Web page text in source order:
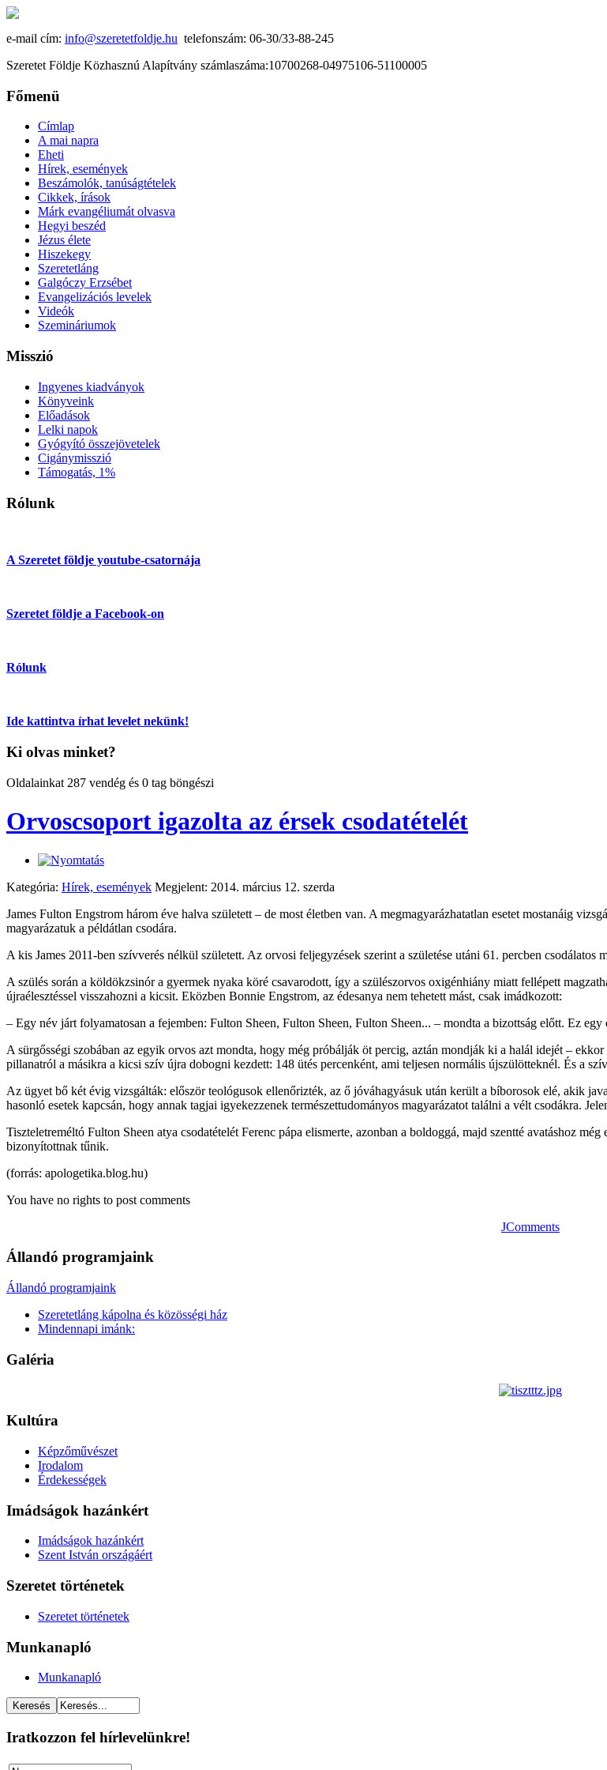
e-mail cím: info@szeretetfoldje.hu telefonszám: 06-30/33-88-245
Szeretet Földje Közhasznú Alapítvány számlaszáma:10700268-04975106-51100005
Főmenü
Címlap
A mai napra
Eheti
Hírek, események
Beszámolók, tanúságtételek
Cikkek, írások
Márk evangéliumát olvasva
Hegyi beszéd
Jézus élete
Hiszekegy
Szeretetláng
Galgóczy Erzsébet
Evangelizációs levelek
Videók
Szemináriumok
Misszió
Ingyenes kiadványok
Könyveink
Előadások
Lelki napok
Gyógyító összejövetelek
Cigánymisszió
Támogatás, 1%
Rólunk
A Szeretet földje youtube-csatornája
Szeretet földje a Facebook-on
Rólunk
Ide kattintva írhat levelet nekünk!
Ki olvas minket?
Oldalainkat 287 vendég és 0 tag böngészi
Orvoscsoport igazolta az érsek csodatételét
Kategória: Hírek, események Megjelent: 2014. március 12. szerda
James Fulton Engstrom három éve halva született – de most életben van. A megmagyarázhatatlan esetet mostanáig
magyarázatuk a példátlan csodára.
A kis James 2011-ben szívverés nélkül született. Az orvosi feljegyzések szerint a születése utáni 61. percben csodálatos
A szülés során a köldökzsinór a gyermek nyaka köré csavarodott, így a szülészorvos oxigénhiány miatt fellépett
újraélesztéssel visszahozni a kicsit. Eközben Bonnie Engstrom, az édesanya nem tehetett mást, csak imádkozott:
– Egy név járt folyamatosan a fejemben: Fulton Sheen, Fulton Sheen, Fulton Sheen... – mondta a bizottság előtt. Ez
A sürgősségi szobában az egyik orvos azt mondta, hogy még próbálják öt percig, aztán mondják ki a halál idejét –
pillanatról a másikra a kicsi szív újra dobogni kezdett: 148 ütés percenként, ami teljesen normális újszülötteknél. És a
Az ügyet bő két évig vizsgálták: először teológusok ellenőrizték, az ő jóváhagyásuk után került a bíborosok elé, akik
hasonló esetek kapcsán, hogy annak tagjai igyekezzenek természettudományos magyarázatot találni a vélt csodákra.
Tiszteletreméltó Fulton Sheen atya csodatételét Ferenc pápa elismerte, azonban a boldoggá, majd szentté avatáshoz
bizonyítottnak tűnik.
(forrás: apologetika.blog.hu)
You have no rights to post comments
JComments
Állandó programjaink
Állandó programjaink
Szeretetláng kápolna és közösségi ház
Mindennapi imánk:
Galéria
Kultúra
Képzőművészet
Irodalom
Érdekességek
Imádságok hazánkért
Imádságok hazánkért
Szent István országáért
Szeretet történetek
Szeretet történetek
Munkanapló
Munkanapló
Iratkozzon fel hírlevelünkre!